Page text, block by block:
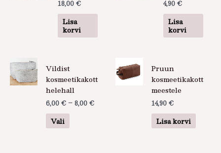
18,00 €
Lisa
korvi
4,90 €
Lisa
korvi
Vildist
kosmeetikakott
helehall
6,00 € – 8,00 €
Hinnavahemik:
kuni
8,00 €
Vali
tootel
on
mitu
varianti.
Valikuid
saab
Pruun
kosmeetikakott
meestele
14,90 €
Lisa korvi